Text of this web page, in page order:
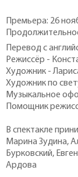
Премьера: 26
Перевод с
Режиссёр -
Художник -
Художник по
Музыкальное
Помощник
В спектакле
Марина Зудина,
Бурковский,
Ардова